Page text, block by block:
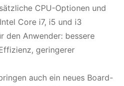
CPU-Optionen und
Core i7, i5 und i3
den Anwender: bessere
geringerer
auch ein neues Board-